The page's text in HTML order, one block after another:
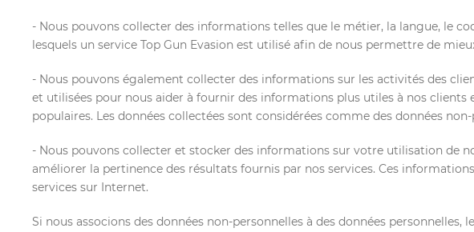
- Nous pouvons collecter des informations telles que le métier, la langue, le
lesquels un service Top Gun Evasion est utilisé afin de nous permettre de
- Nous pouvons également collecter des informations sur les activités des
et utilisées pour nous aider à fournir des informations plus utiles à nos
populaires. Les données collectées sont considérées comme des données
- Nous pouvons collecter et stocker des informations sur votre utilisation de
améliorer la pertinence des résultats fournis par nos services. Ces
services sur Internet.
Si nous associons des données non-personnelles à des données